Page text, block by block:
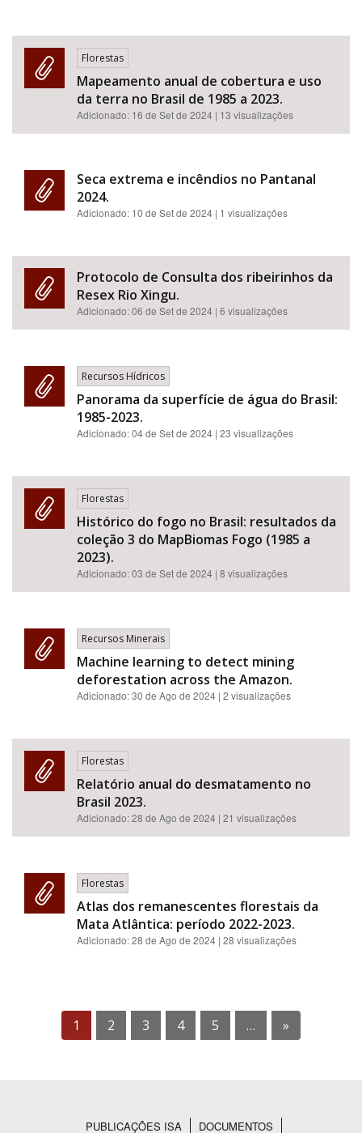
Florestas
Mapeamento anual de cobertura e uso
da terra no Brasil de 1985 a 2023.
Adicionado: 16 de Set de 2024 | 13 visualizações
Seca extrema e incêndios no Pantanal
2024.
Adicionado: 10 de Set de 2024 | 1 visualizações
Protocolo de Consulta dos ribeirinhos da
Resex Rio Xingu.
Adicionado:06 de Set de 2024 | 6 visualizações
Recursos Hídricos
Panorama da superfície de água do Brasil:
1985-2023.
Adicionado:04 de Set de 2024 | 23 visualizações
Florestas
Histórico do fogo no Brasil: resultados da
coleção 3 do MapBiomas Fogo (1985 a
2023).
Adicionado:03 de Set de 2024 | 8 visualizações
Recursos Minerais
Machine learning to detect mining
deforestation across the Amazon.
Adicionado:30 de Ago de 2024 | 2 visualizações
Florestas
Relatório anual do desmatamento no
Brasil 2023.
Adicionado:28 de Ago de 2024 | 21 visualizações
Florestas
Atlas dos remanescentes florestais da
Mata Atlântica: período 2022-2023.
Adicionado:28 de Ago de 2024 | 28 visualizações
1 2 3 4 5 … »
PUBLICAÇÕES ISA DOCUMENTOS